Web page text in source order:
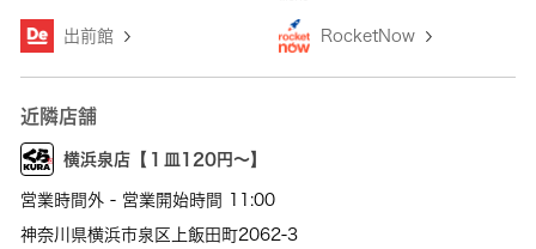
出前館 RocketNow
近隣店舗
横浜泉店【１皿120円～】
営業時間外 - 営業開始時間 11:00
神奈川県横浜市泉区上飯田町2062-3